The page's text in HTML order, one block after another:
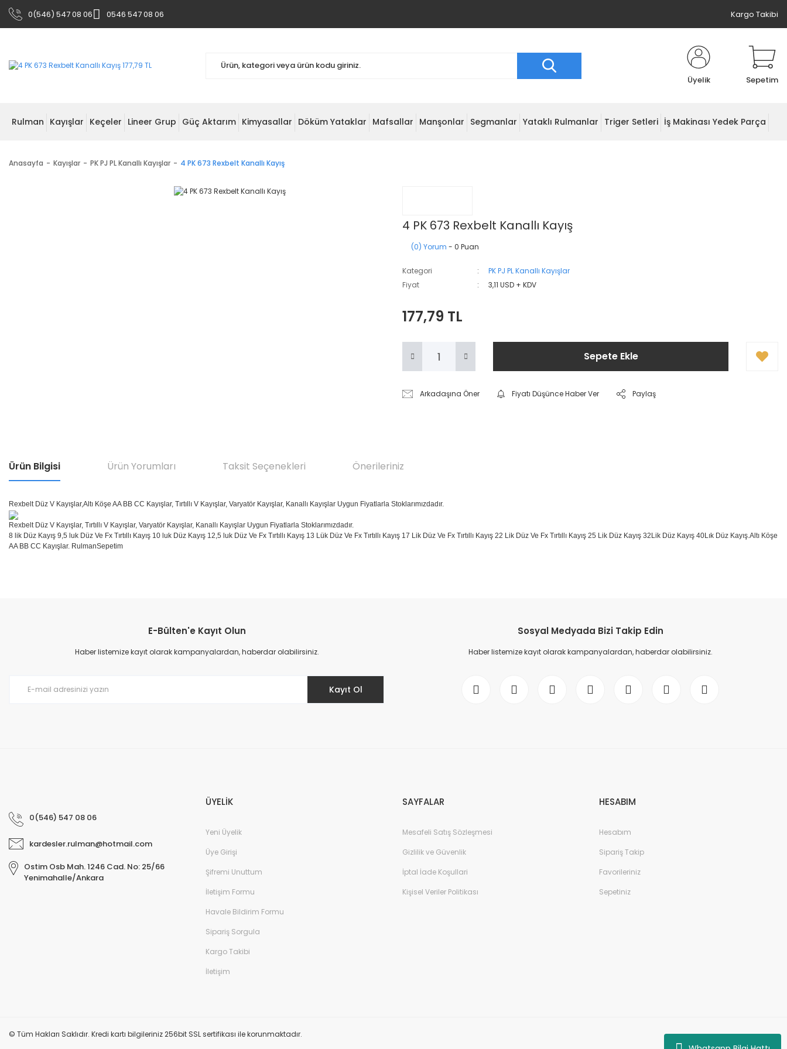
0(546) 547 08 06 0546 547 08 06 Kargo Takibi
Üyelik Sepetim
Rulman Kayışlar Keçeler Lineer Grup Güç Aktarım Kimyasallar Döküm Yataklar Mafsallar Manşonlar Segmanlar Yataklı Rulmanlar Triger Setleri İş Makinası Yedek Parça
Anasayfa Kayışlar PK PJ PL Kanallı Kayışlar 4 PK 673 Rexbelt Kanallı Kayış
4 PK 673 Rexbelt Kanallı Kayış
(0) Yorum - 0 Puan
Kategori
PK PJ PL Kanallı Kayışlar
Fiyat
3,11 USD + KDV
177,79 TL
Sepete Ekle
Arkadaşına Öner Fiyatı Düşünce Haber Ver Paylaş
Ürün Bilgisi Ürün Yorumları Taksit Seçenekleri Önerileriniz
Rexbelt Düz V Kayışlar,Altı Köşe AA BB CC Kayışlar, Tırtıllı V Kayışlar, Varyatör Kayışlar, Kanallı Kayışlar Uygun Fiyatlarla Stoklarımızdadır.
Rexbelt Düz V Kayışlar, Tırtıllı V Kayışlar, Varyatör Kayışlar, Kanallı Kayışlar Uygun Fiyatlarla Stoklarımızdadır.
8 lik Düz Kayış 9,5 luk Düz Ve Fx Tırtıllı Kayış 10 luk Düz Kayış 12,5 luk Düz Ve Fx Tırtıllı Kayış 13 Lük Düz Ve Fx Tırtıllı Kayış 17 Lik Düz Ve Fx Tırtıllı Kayış 22 Lik Düz Ve Fx Tırtıllı Kayış 25 Lik Düz Kayış 32Lik Düz Kayış 40Lık Düz Kayış.Altı Köşe
AA BB CC Kayışlar. RulmanSepetim
Ürün resmi kalitesiz, bozuk veya görüntülenemiyor.
Ürün açıklamasında eksik bilgiler bulunuyor.
E-Bülten'e Kayıt Olun
Haber listemize kayıt olarak kampanyalardan, haberdar olabilirsiniz.
Kayıt Ol
Sosyal Medyada Bizi Takip Edin
Haber listemize kayıt olarak kampanyalardan, haberdar olabilirsiniz.
0(546) 547 08 06
kardesler.rulman@hotmail.com
Ostim Osb Mah. 1246 Cad. No: 25/66
Yenimahalle/Ankara
ÜYELİK
Yeni Üyelik
Üye Girişi
Şifremi Unuttum
İletişim Formu
Havale Bildirim Formu
Sipariş Sorgula
Kargo Takibi
İletişim
SAYFALAR
Mesafeli Satış Sözleşmesi
Gizlilik ve Güvenlik
İptal İade Koşullari
Kişisel Veriler Politikası
HESABIM
Hesabım
Sipariş Takip
Favorileriniz
Sepetiniz
© Tüm Hakları Saklıdır. Kredi kartı bilgileriniz 256bit SSL sertifikası ile korunmaktadır.